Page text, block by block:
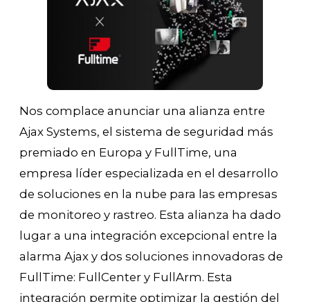
Nos complace anunciar una alianza entre
Ajax Systems, el sistema de seguridad más
premiado en Europa y FullTime, una
empresa líder especializada en el desarrollo
de soluciones en la nube para las empresas
de monitoreo y rastreo. Esta alianza ha dado
lugar a una integración excepcional entre la
alarma Ajax y dos soluciones innovadoras de
FullTime: FullCenter y FullArm. Esta
integración permite optimizar la gestión del